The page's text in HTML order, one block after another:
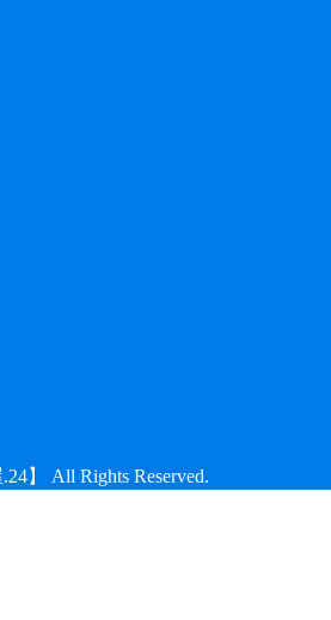
】 All Rights Reserved.